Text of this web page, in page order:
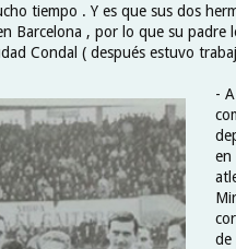
tiempo . Y es que sus dos
Barcelona , por lo que su padre
Condal ( después estuvo
-
en
de